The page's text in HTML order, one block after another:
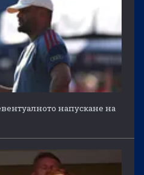
напускане на